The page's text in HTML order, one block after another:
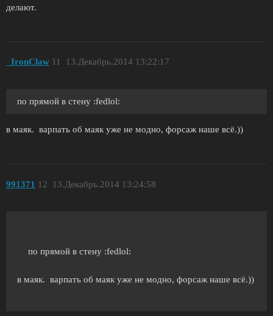
делают.
_IronClaw 13.Декабрь.2014 13:22:17
11
по прямой в стену :fedlol:
в маяк. варпать об маяк уже не модно, форсаж наше всё.))
991371 13.Декабрь.2014 13:24:58
12
по прямой в стену :fedlol:
в маяк. варпать об маяк уже не модно, форсаж наше всё.))